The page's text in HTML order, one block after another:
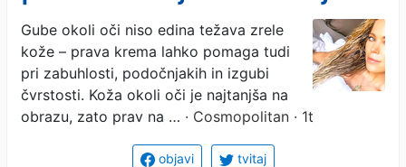
prej: dermatologi navajajo,
katere sestavine mora
vsebovati, da bo kar
najbolj učinkovala
Gube okoli oči niso edina težava zrele
kože – prava krema lahko pomaga tudi
pri zabuhlosti, podočnjakih in izgubi
čvrstosti. Koža okoli oči je najtanjša na
obrazu, zato prav na … · Cosmopolitan · 1t
objavi tvitaj